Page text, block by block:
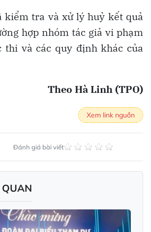
kiểm tra và xử lý huỷ kết quả
hợp nhóm tác giả vi phạm
thi và các quy định khác của
Theo Hà Linh (TPO)
Xem link nguồn
Đánh giá bài viết
QUAN